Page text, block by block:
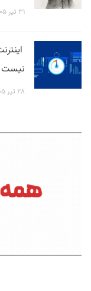
۳۱ تیر ۱۴۰۵
نیست
۲۸ تیر ۱۴۰۵